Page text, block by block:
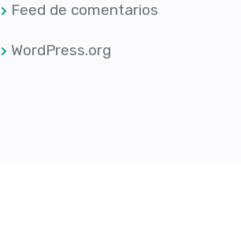
Feed de comentarios
WordPress.org